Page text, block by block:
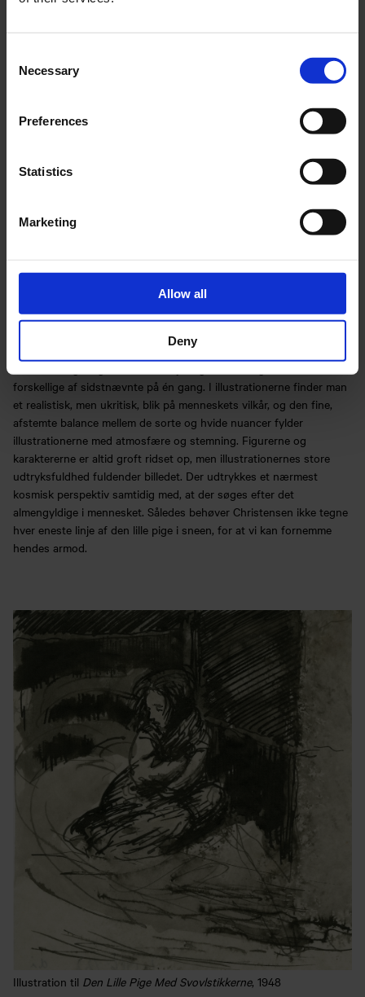
Selection
Necessary
Preferences
Statistics
Marketing
Allow all
Deny
Christensen arbejdede med såkaldt ”fri grafik”, hvor han selv valgte
forskellige af sidstnævnte på én gang. I illustrationerne finder man
et realistisk, men ukritisk, blik på menneskets vilkår, og den fine,
afstemte balance mellem de sorte og hvide nuancer fylder
illustrationerne med atmosfære og stemning. Figurerne og
karaktererne er altid groft ridset op, men illustrationernes store
udtryksfuldhed fuldender billedet. Der udtrykkes et nærmest
kosmisk perspektiv samtidig med, at der søges efter det
almengyldige i mennesket. Således behøver Christensen ikke tegne
hver eneste linje af den lille pige i sneen, for at vi kan fornemme
hendes armod.
Illustration til Den Lille Pige Med Svovlstikkerne, 1948